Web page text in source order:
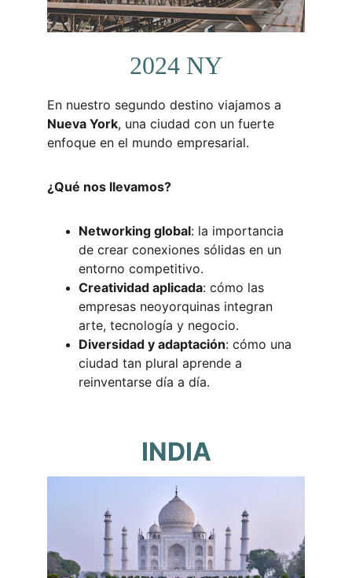
INDIA
En nuestro segundo destino viajamos a
Nueva York, una ciudad con un fuerte
enfoque en el mundo empresarial.
¿Qué nos llevamos?
Networking global: la importancia
de crear conexiones sólidas en un
entorno competitivo.
Creatividad aplicada: cómo las
empresas neoyorquinas integran
arte, tecnología y negocio.
Diversidad y adaptación: cómo una
ciudad tan plural aprende a
reinventarse día a día.
2024 NY